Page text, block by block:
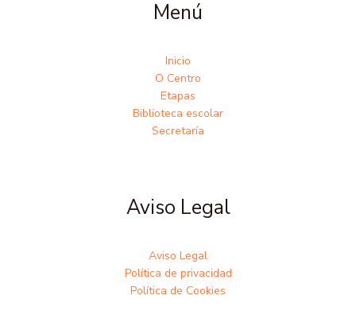
Menú
Inicio
O Centro
Etapas
Biblioteca escolar
Secretaría
Aviso Legal
Aviso Legal
Política de privacidad
Política de Cookies